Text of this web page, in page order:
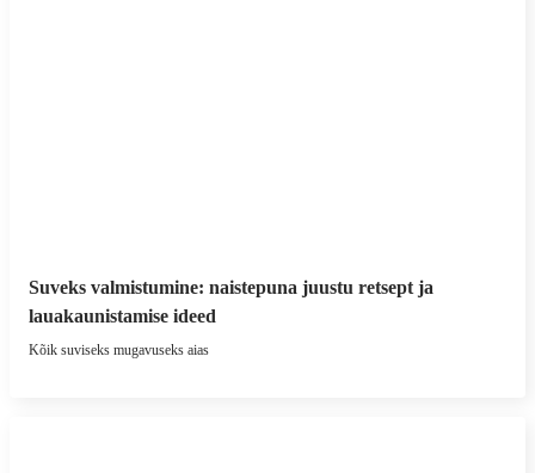
Suveks valmistumine: naistepuna juustu retsept ja
lauakaunistamise ideed
Kõik suviseks mugavuseks aias